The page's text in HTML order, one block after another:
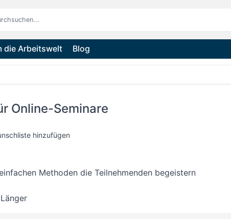
die Arbeitswelt Blog
Online-Seminare
hinzufügen
Methoden die Teilnehmenden begeistern